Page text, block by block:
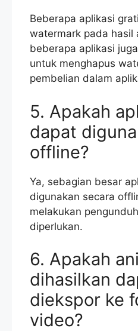
Beberapa aplikasi
watermark pada hasil
beberapa aplikasi
untuk menghapus
pembelian dalam
5. Apakah
dapat
offline?
Ya, sebagian besar
digunakan secara
melakukan
diperlukan.
6. Apakah
dihasilkan
diekspor ke
video?